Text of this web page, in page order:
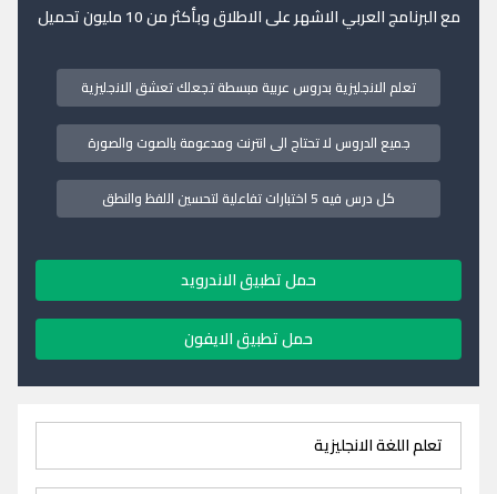
مع البرنامج العربي الاشهر على الاطلاق وبأكثر من 10 مليون تحميل
تعلم الانجليزية بدروس عربية مبسطة تجعلك تعشق الانجليزية
جميع الدروس لا تحتاج الى انترنت ومدعومة بالصوت والصورة
كل درس فيه 5 اختبارات تفاعلية لتحسين اللفظ والنطق
حمل تطبيق الاندرويد
حمل تطبيق الايفون
تعلم اللغة الانجليزية